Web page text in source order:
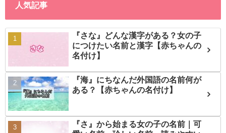
人気記事
『さな』どんな漢字がある？女の子
につけたい名前と漢字【赤ちゃんの
名付け】
『海』にちなんだ外国語の名前何が
ある？【赤ちゃんの名付け】
『さ』から始まる女の子の名前｜可